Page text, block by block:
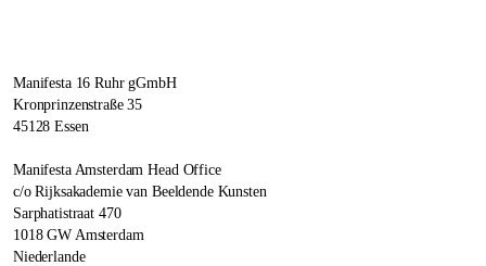
Manifesta 16 Ruhr gGmbH
Kronprinzenstraße 35
45128 Essen
Manifesta Amsterdam Head Office
c/o Rijksakademie van Beeldende Kunsten
Sarphatistraat 470
1018 GW Amsterdam
Niederlande